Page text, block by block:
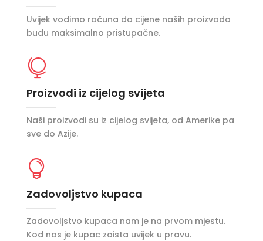
Uvijek vodimo računa da cijene naših proizvoda
budu maksimalno pristupačne.

Proizvodi iz cijelog svijeta
Naši proizvodi su iz cijelog svijeta, od Amerike pa
sve do Azije.

Zadovoljstvo kupaca
Zadovoljstvo kupaca nam je na prvom mjestu.
Kod nas je kupac zaista uvijek u pravu.